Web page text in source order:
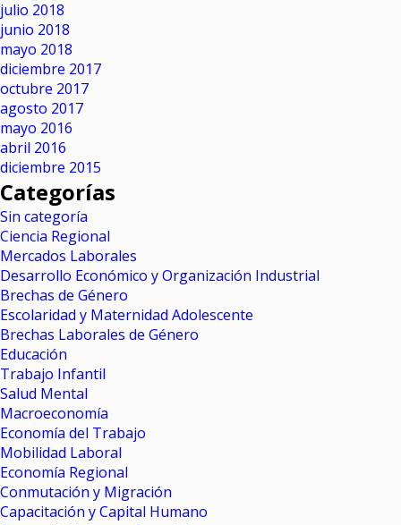
julio 2018
junio 2018
mayo 2018
diciembre 2017
octubre 2017
agosto 2017
mayo 2016
abril 2016
diciembre 2015
Categorías
Sin categoría
Ciencia Regional
Mercados Laborales
Desarrollo Económico y Organización Industrial
Brechas de Género
Escolaridad y Maternidad Adolescente
Brechas Laborales de Género
Educación
Trabajo Infantil
Salud Mental
Macroeconomía
Economía del Trabajo
Mobilidad Laboral
Economía Regional
Conmutación y Migración
Capacitación y Capital Humano